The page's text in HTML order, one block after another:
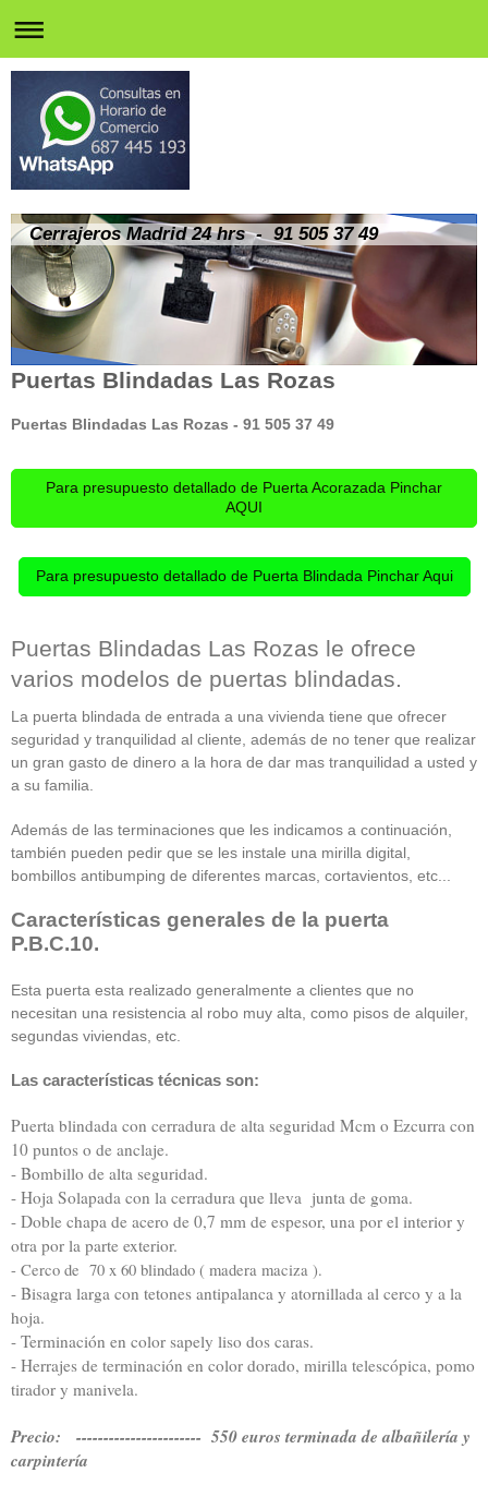
Cerrajeros Madrid 24 hrs - 91 505 37 49
Puertas Blindadas Las Rozas
Puertas Blindadas Las Rozas - 91 505 37 49
Para presupuesto detallado de Puerta Acorazada Pinchar
AQUI
Para presupuesto detallado de Puerta Blindada Pinchar Aqui
Puertas Blindadas Las Rozas le ofrece
varios modelos de puertas blindadas.
La puerta blindada de entrada a una vivienda tiene que ofrecer
seguridad y tranquilidad al cliente, además de no tener que realizar
un gran gasto de dinero a la hora de dar mas tranquilidad a usted y
a su familia.
Además de las terminaciones que les indicamos a continuación,
también pueden pedir que se les instale una mirilla digital,
bombillos antibumping de diferentes marcas, cortavientos, etc...
Características generales de la puerta
P.B.C.10.
Esta puerta esta realizado generalmente a clientes que no
necesitan una resistencia al robo muy alta, como pisos de alquiler,
segundas viviendas, etc.
Las características técnicas son:
Puerta blindada con cerradura de alta seguridad Mcm o Ezcurra con
10 puntos o de anclaje.
- Bombillo de alta seguridad.
- Hoja Solapada con la cerradura que lleva junta de goma.
- Doble chapa de acero de 0,7 mm de espesor, una por el interior y
otra por la parte exterior.
- Cerco de 70 x 60 blindado ( madera maciza ).
- Bisagra larga con tetones antipalanca y atornillada al cerco y a la
hoja.
- Terminación en color sapely liso dos caras.
- Herrajes de terminación en color dorado, mirilla telescópica, pomo
tirador y manivela.
Precio: ----------------------- 550 euros terminada de albañilería y
carpintería